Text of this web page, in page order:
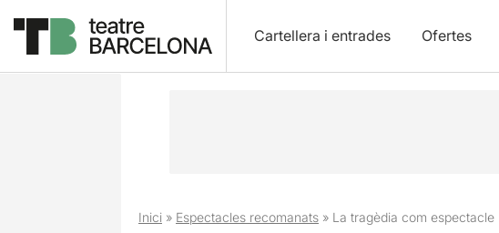
Cartellera i entrades Ofertes
Inici» Espectacles recomanats» La tragèdia com espectacle